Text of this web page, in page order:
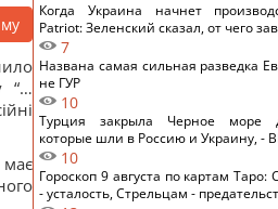
“…
має
Когда Украина начнет
Patriot: Зеленский сказал, от чего
7
Названа самая сильная разведка
не ГУР
10
Турция закрыла Черное море
которые шли в Россию и Украину, -
10
Гороскоп 9 августа по картам Таро:
- усталость, Стрельцам -